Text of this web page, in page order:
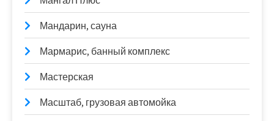
Мандарин, сауна
Мармарис, банный комплекс
Мастерская
Масштаб, грузовая автомойка